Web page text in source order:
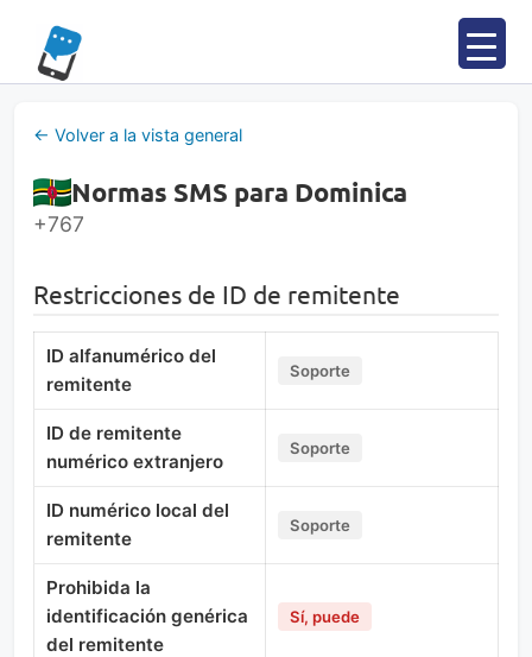
contenido
← Volver a la vista general
Normas SMS para Dominica
+767
Restricciones de ID de remitente
ID alfanumérico del
remitente
Soporte
ID de remitente
numérico extranjero
Soporte
ID numérico local del
remitente
Soporte
Prohibida la
identificación genérica
del remitente
Sí, puede